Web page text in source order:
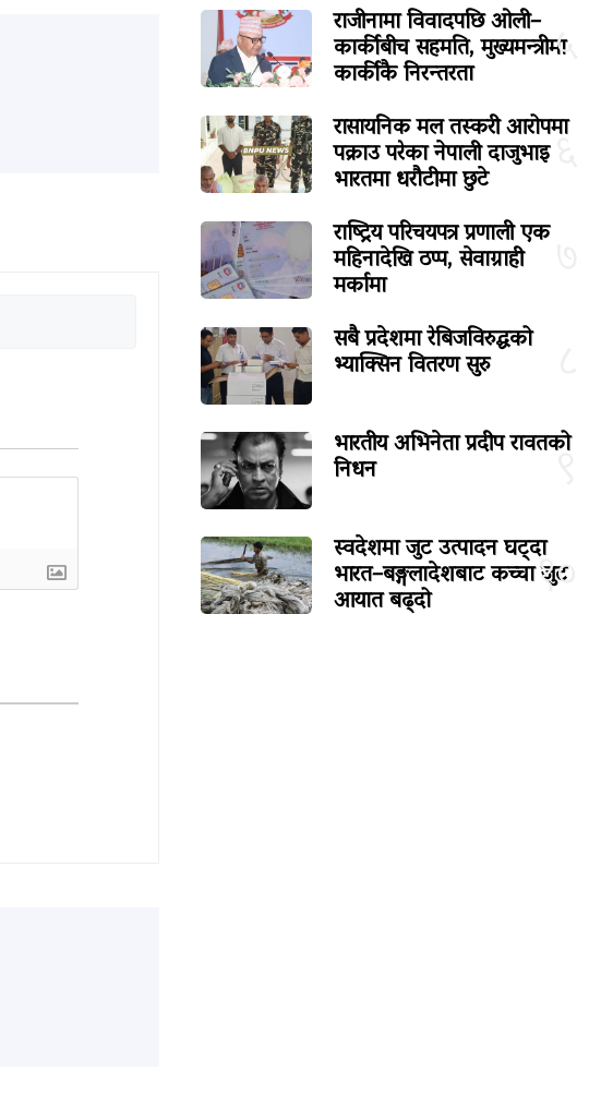
५
राजीनामा विवादपछि ओली–
कार्कीबीच सहमति, मुख्यमन्त्रीमा
कार्कीकै निरन्तरता
६
रासायनिक मल तस्करी आरोपमा
पक्राउ परेका नेपाली दाजुभाइ
भारतमा धरौटीमा छुटे
राष्ट्रिय परिचयपत्र प्रणाली एक
महिनादेखि ठप्प, सेवाग्राही
मर्कामा
सबै प्रदेशमा रेबिजविरुद्धको
भ्याक्सिन वितरण सुरु
९
भारतीय अभिनेता प्रदीप रावतको
निधन
१०
स्वदेशमा जुट उत्पादन घट्दा
भारत–बङ्गलादेशबाट कच्चा जुट
आयात बढ्दो